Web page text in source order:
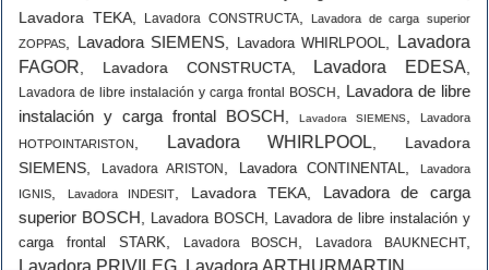
Lavadora TEKA, Lavadora CONSTRUCTA,Lavadora de carga superior
ZOPPAS
Lavadora SIEMENS Lavadora WHIRLPOOL
Lavadora
FAGOR
Lavadora CONSTRUCTA, Lavadora EDESA
Lavadora de libre instalación y carga frontal BOSCH
Lavadora de libre
instalación y carga frontal BOSCH
Lavadora SIEMENS
Lavadora
HOTPOINTARISTON
Lavadora WHIRLPOOL
Lavadora
SIEMENS
Lavadora ARISTON Lavadora CONTINENTAL ,Lavadora
IGNIS
Lavadora INDESIT Lavadora TEKA
Lavadora de carga
superior BOSCH
Lavadora BOSCH
Lavadora de libre instalación y
carga frontal STARK
Lavadora BOSCH Lavadora BAUKNECHT
Lavadora PRIVILEG Lavadora ARTHURMARTIN